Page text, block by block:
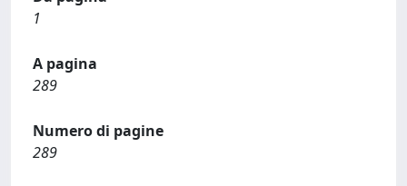
1
A pagina
289
Numero di pagine
289